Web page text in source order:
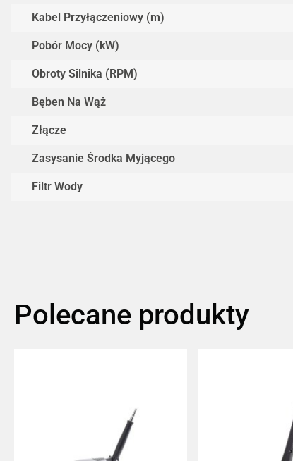
Kabel Przyłączeniowy (m)
Pobór Mocy (kW)
Obroty Silnika (RPM)
Bęben Na Wąż
Złącze
Zasysanie Środka Myjącego
Filtr Wody
Polecane produkty